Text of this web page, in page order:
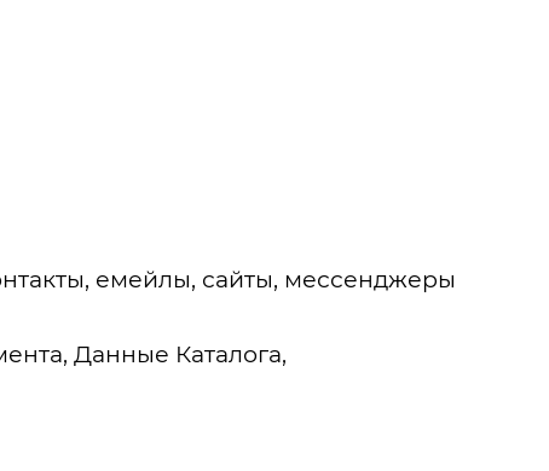
емейлы, сайты, мессенджеры
Данные Каталога,